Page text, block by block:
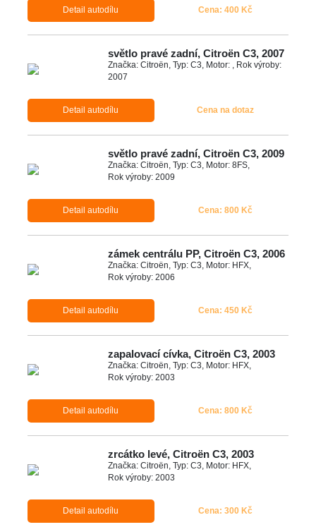
Detail autodílu Cena: 400 Kč
světlo pravé zadní, Citroën C3, 2007
Značka: Citroën, Typ: C3, Motor: , Rok výroby:
2007
Detail autodílu Cena na dotaz
světlo pravé zadní, Citroën C3, 2009
Značka: Citroën, Typ: C3, Motor: 8FS,
Rok výroby: 2009
Detail autodílu Cena: 800 Kč
zámek centrálu PP, Citroën C3, 2006
Značka: Citroën, Typ: C3, Motor: HFX,
Rok výroby: 2006
Detail autodílu Cena: 450 Kč
zapalovací cívka, Citroën C3, 2003
Značka: Citroën, Typ: C3, Motor: HFX,
Rok výroby: 2003
Detail autodílu Cena: 800 Kč
zrcátko levé, Citroën C3, 2003
Značka: Citroën, Typ: C3, Motor: HFX,
Rok výroby: 2003
Detail autodílu Cena: 300 Kč